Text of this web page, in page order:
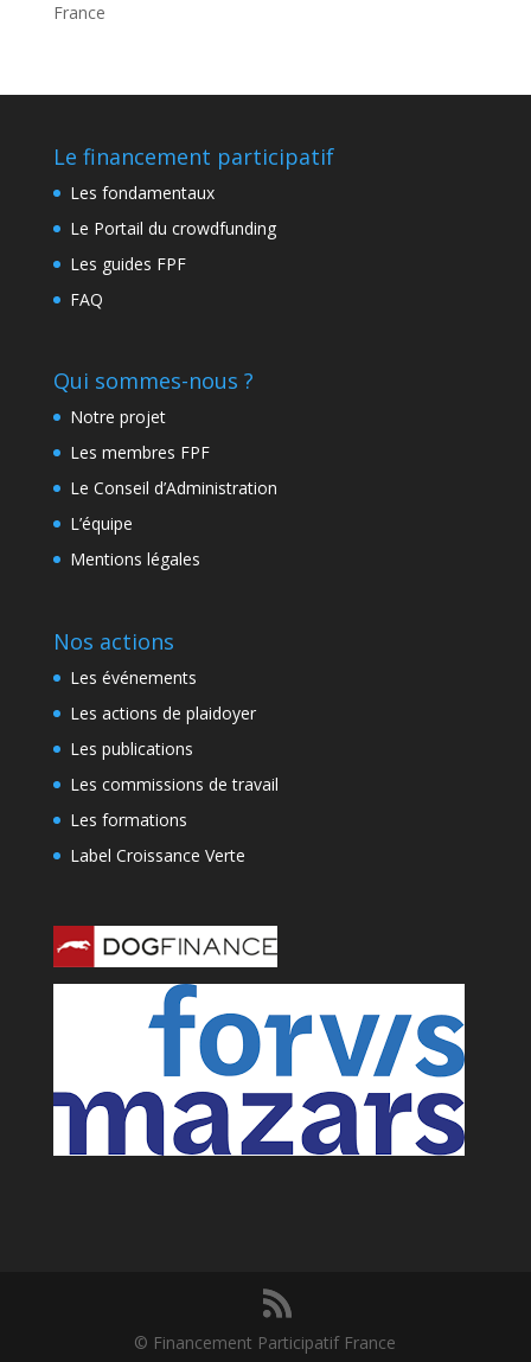
France
Le financement participatif
Les fondamentaux
Le Portail du crowdfunding
Les guides FPF
FAQ
Qui sommes-nous ?
Notre projet
Les membres FPF
Le Conseil d’Administration
L’équipe
Mentions légales
Nos actions
Les événements
Les actions de plaidoyer
Les publications
Les commissions de travail
Les formations
Label Croissance Verte
© Financement Participatif France